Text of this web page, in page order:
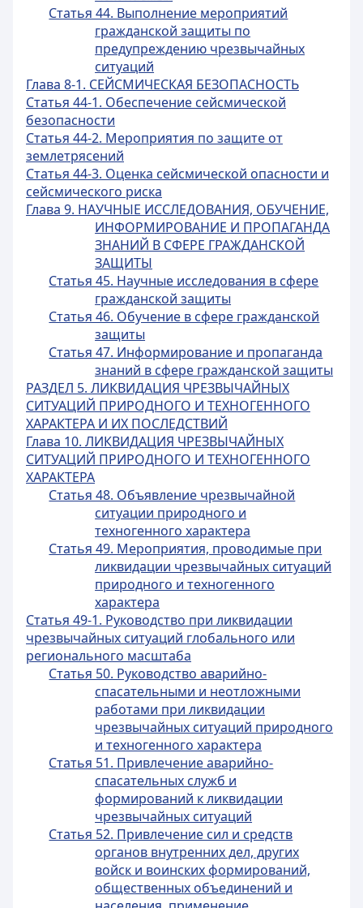
Статья 44. Выполнение мероприятий
гражданской защиты по
предупреждению чрезвычайных
ситуаций
Глава 8-1. СЕЙСМИЧЕСКАЯ БЕЗОПАСНОСТЬ
Статья 44-1. Обеспечение сейсмической
безопасности
Статья 44-2. Мероприятия по защите от
землетрясений
Статья 44-3. Оценка сейсмической опасности и
сейсмического риска
Глава 9. НАУЧНЫЕ ИССЛЕДОВАНИЯ, ОБУЧЕНИЕ,
ИНФОРМИРОВАНИЕ И ПРОПАГАНДА
ЗНАНИЙ В СФЕРЕ ГРАЖДАНСКОЙ
ЗАЩИТЫ
Статья 45. Научные исследования в сфере
гражданской защиты
Статья 46. Обучение в сфере гражданской
защиты
Статья 47. Информирование и пропаганда
знаний в сфере гражданской защиты
РАЗДЕЛ 5. ЛИКВИДАЦИЯ ЧРЕЗВЫЧАЙНЫХ
СИТУАЦИЙ ПРИРОДНОГО И ТЕХНОГЕННОГО
ХАРАКТЕРА И ИХ ПОСЛЕДСТВИЙ
Глава 10. ЛИКВИДАЦИЯ ЧРЕЗВЫЧАЙНЫХ
СИТУАЦИЙ ПРИРОДНОГО И ТЕХНОГЕННОГО
ХАРАКТЕРА
Статья 48. Объявление чрезвычайной
ситуации природного и
техногенного характера
Статья 49. Мероприятия, проводимые при
ликвидации чрезвычайных ситуаций
природного и техногенного
характера
Статья 49-1. Руководство при ликвидации
чрезвычайных ситуаций глобального или
регионального масштаба
Статья 50. Руководство аварийно-
спасательными и неотложными
работами при ликвидации
чрезвычайных ситуаций природного
и техногенного характера
Статья 51. Привлечение аварийно-
спасательных служб и
формирований к ликвидации
чрезвычайных ситуаций
Статья 52. Привлечение сил и средств
органов внутренних дел, других
войск и воинских формирований,
общественных объединений и